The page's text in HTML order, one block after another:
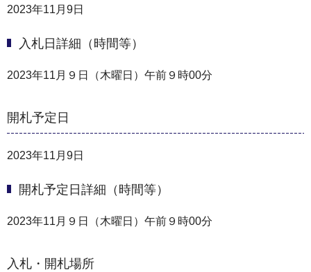
2023年11月9日
入札日詳細（時間等）
2023年11月９日（木曜日）午前９時00分
開札予定日
2023年11月9日
開札予定日詳細（時間等）
2023年11月９日（木曜日）午前９時00分
入札・開札場所